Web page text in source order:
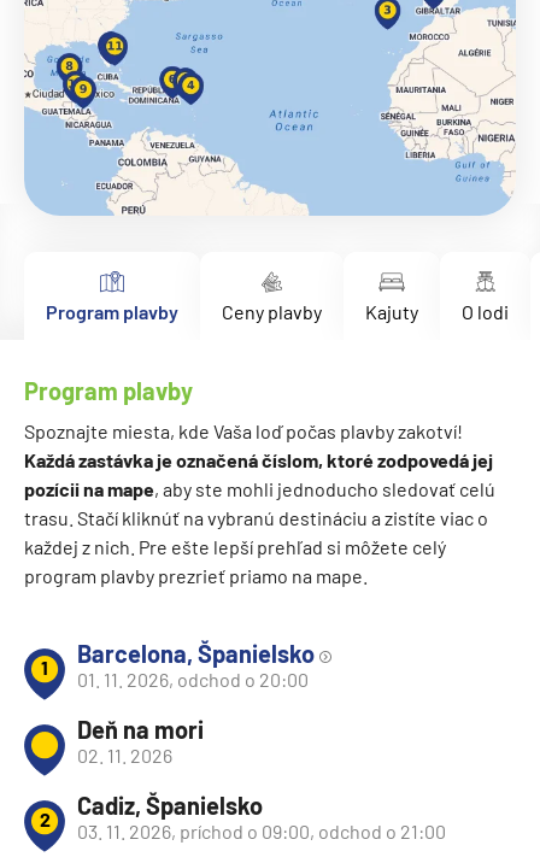
Program plavby Ceny plavby Kajuty O lodi
Program plavby
Spoznajte miesta, kde Vaša loď počas plavby zakotví!
Každá zastávka je označená číslom, ktoré zodpovedá jej
pozícii na mape, aby ste mohli jednoducho sledovať celú
trasu. Stačí kliknúť na vybranú destináciu a zistíte viac o
každej z nich. Pre ešte lepší prehľad si môžete celý
program plavby prezrieť priamo na mape.
1 Barcelona, Španielsko
01. 11. 2026, odchod o 20:00
Deň na mori
02. 11. 2026
2 Cadiz, Španielsko
03. 11. 2026, príchod o 09:00, odchod o 21:00